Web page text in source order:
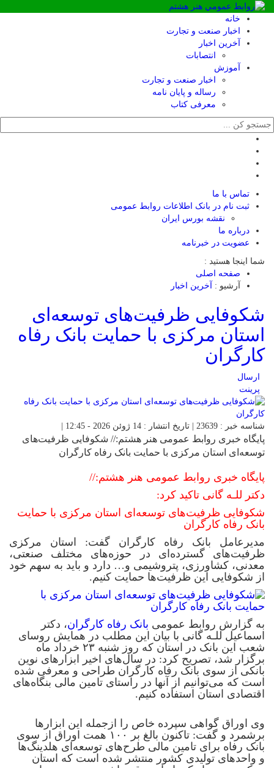
خانه
اخبار صنعت و تجارت
آخرین اخبار
انتصابات
آموزش
اخبار صنعت و تجارت
رساله و پایان نامه
معرفی کتاب
تماس با ما
ثبت نام در بانک اطلاعات روابط عمومی
نقشه بورس ایران
درباره ما
عضويت در خبرنامه
شما اینجا هستید :
صفحه اصلی
آرشیو :
آخرین اخبار
شکوفایی ظرفیت‌های توسعه‌ای
استان مرکزی با حمایت بانک رفاه
کارگران
ارسال
پرینت
شناسه خبر : 23639 | تاریخ انتشار : 14 ژوئن 2026 - 12:45 |
پایگاه خبری روابط عمومی هنر هشتم:// شکوفایی ظرفیت‌های
توسعه‌ای استان مرکزی با حمایت بانک رفاه کارگران
پایگاه خبری روابط عمومی هنر هشتم://
دکتر للـه گانی تاکید کرد:
شکوفایی ظرفیت‌های توسعه‌ای استان مرکزی با حمایت
بانک رفاه کارگران
مدیرعامل بانک رفاه کارگران گفت: استان مرکزی
ظرفیت‌های گسترده‌ای در حوزه‌های مختلف صنعتی،
معدنی، کشاورزی، پتروشیمی و… دارد و باید به سهم خود
از شکوفایی این ظرفیت‌ها حمایت کنیم.
به گزارش روابط عمومی بانک رفاه کارگران، دکتر
اسماعیل للـه گانی با بیان این مطلب در همایش روسای
شعب این بانک در استان که روز شنبه ۲۳ خرداد ماه
برگزار شد، تصریح کرد: در سال‌های اخیر ابزارهای نوین
بانکی از سوی بانک رفاه کارگران طراحی و معرفی شده
است که می‌توانیم از آنها در راستای تامین مالی بنگاه‌های
اقتصادی استان استفاده کنیم.
وی اوراق گواهی سپرده خاص را ازجمله این ابزارها
برشمرد و گفت: تاکنون بالغ بر ۱۰۰ همت اوراق از سوی
بانک رفاه برای تامین مالی طرح‌های توسعه‌ای هلدینگ‌ها
و واحدهای تولیدی کشور منتشر شده است که استان